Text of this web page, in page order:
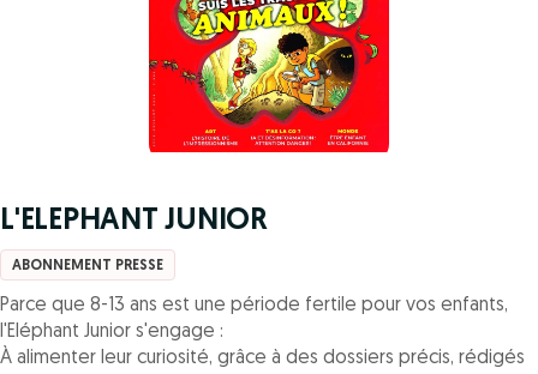
L'ELEPHANT JUNIOR
ABONNEMENT PRESSE
Parce que 8-13 ans est une période fertile pour vos enfants,
l'Eléphant Junior s'engage :
À alimenter leur curiosité, grâce à des dossiers précis, rédigés